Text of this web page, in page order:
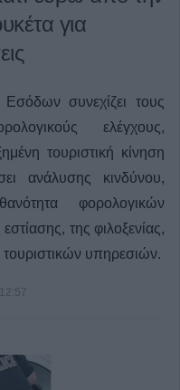
για
συνεχίζει τους
ελέγχους,
τουριστική κίνηση
ανάλυσης κινδύνου,
φορολογικών
της φιλοξενίας,
υπηρεσιών.